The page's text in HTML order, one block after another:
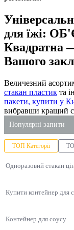
для їжі:
Квадратна
Вашого
Величезний
стакан пластик та
пакети, купити у
вибравши кращий
Популярні запити
поліетиленові
контейнер для
товари
паперові
ТОП Категорії
Одноразовий стакан
Купити контейнер для
Контейнер для соусу